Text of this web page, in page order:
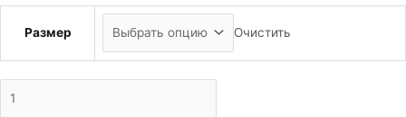
Размер Очистить
товара